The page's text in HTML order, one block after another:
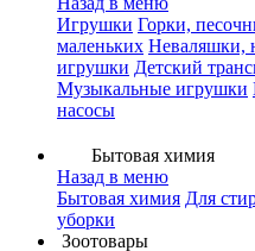
Игрушки Горки,
маленьких Неваляшки,
игрушки Детский
Музыкальные игрушки
насосы
Бытовая химия
Назад в меню
Бытовая химия Для
уборки
Зоотовары